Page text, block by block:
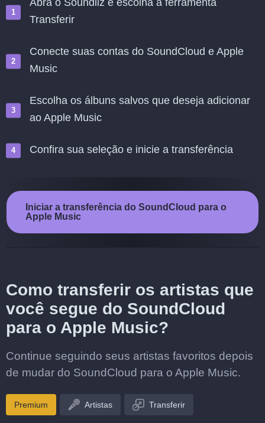
Abra o Soundiiz e escolha a ferramenta
Transferir
Conecte suas contas do SoundCloud e Apple
Music
Escolha os álbuns salvos que deseja adicionar
ao Apple Music
Confira sua seleção e inicie a transferência
Iniciar a transferência do SoundCloud para o
Apple Music
Como transferir os artistas que
você segue do SoundCloud
para o Apple Music?
Continue seguindo seus artistas favoritos depois
de mudar do SoundCloud para o Apple Music.
Premium Artistas Transferir